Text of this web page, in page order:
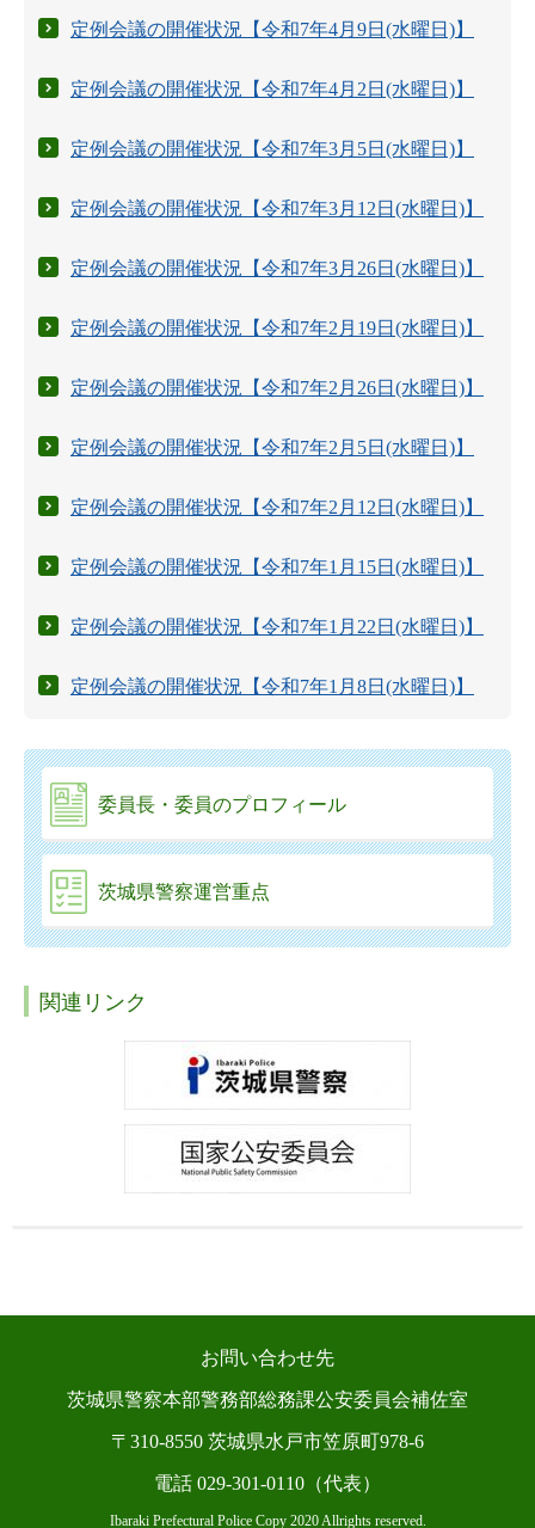
定例会議の開催状況【令和7年4月9日(水曜日)】
定例会議の開催状況【令和7年4月2日(水曜日)】
定例会議の開催状況【令和7年3月5日(水曜日)】
定例会議の開催状況【令和7年3月12日(水曜日)】
定例会議の開催状況【令和7年3月26日(水曜日)】
定例会議の開催状況【令和7年2月19日(水曜日)】
定例会議の開催状況【令和7年2月26日(水曜日)】
定例会議の開催状況【令和7年2月5日(水曜日)】
定例会議の開催状況【令和7年2月12日(水曜日)】
定例会議の開催状況【令和7年1月15日(水曜日)】
定例会議の開催状況【令和7年1月22日(水曜日)】
定例会議の開催状況【令和7年1月8日(水曜日)】
委員長・委員のプロフィール
茨城県警察運営重点
関連リンク
お問い合わせ先
茨城県警察本部警務部総務課公安委員会補佐室
〒310-8550 茨城県水戸市笠原町978-6
電話 029-301-0110（代表）
Ibaraki Prefectural Police Copy 2020 Allrights reserved.